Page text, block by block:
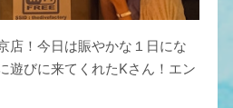
店！今日は賑やかな１日にな
遊びに来てくれたKさん！エン